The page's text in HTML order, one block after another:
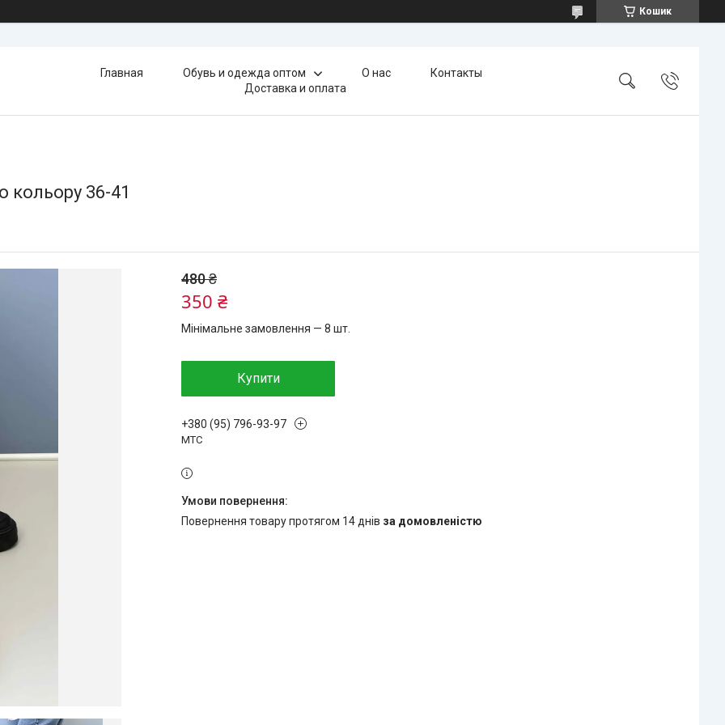
Кошик
Главная Обувь и одежда оптом О нас
Контакты
Доставка и оплата
кольору 36-41
480 ₴
350 ₴
Мінімальне замовлення — 8 шт.
Купити
+380 (95) 796-93-97
МТС
повернення товару протягом 14 днів за домовленістю